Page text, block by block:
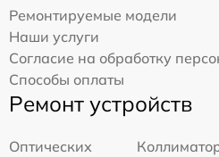
Ремонтируемые модели
Наши услуги
Согласие на обработку
Способы оплаты
Ремонт устройств
Оптических